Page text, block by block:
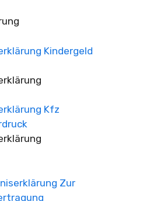
Kindergeld
Kfz
Zur